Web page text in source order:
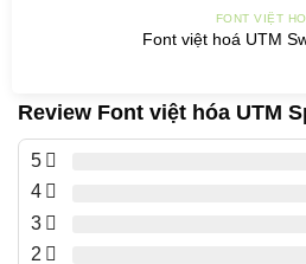
FONT VIỆT
Font việt hoá UTM
Review Font việt hóa UTM
5
4
3
2